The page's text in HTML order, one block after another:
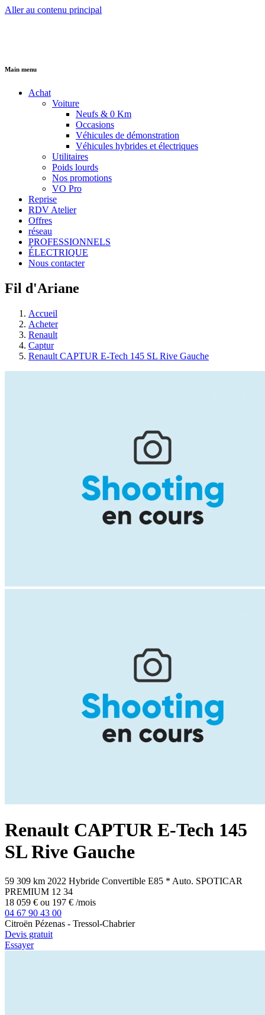
Aller au contenu principal
Main menu
Achat
Voiture
Neufs & 0 Km
Occasions
Véhicules de démonstration
Véhicules hybrides et électriques
Utilitaires
Poids lourds
Nos promotions
VO Pro
Reprise
RDV Atelier
Offres
réseau
PROFESSIONNELS
ÉLECTRIQUE
Nous contacter
Fil d'Ariane
Accueil
Acheter
Renault
Captur
Renault CAPTUR E-Tech 145 SL Rive Gauche
Renault CAPTUR E-Tech 145
SL Rive Gauche
59 309 km 2022 Hybride Convertible E85 * Auto. SPOTICAR
PREMIUM 12 34
18 059 € ou 197 € /mois
04 67 90 43 00
Citroën Pézenas - Tressol-Chabrier
Devis gratuit
Essayer